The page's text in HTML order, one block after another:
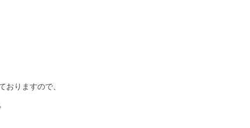
おりますので、